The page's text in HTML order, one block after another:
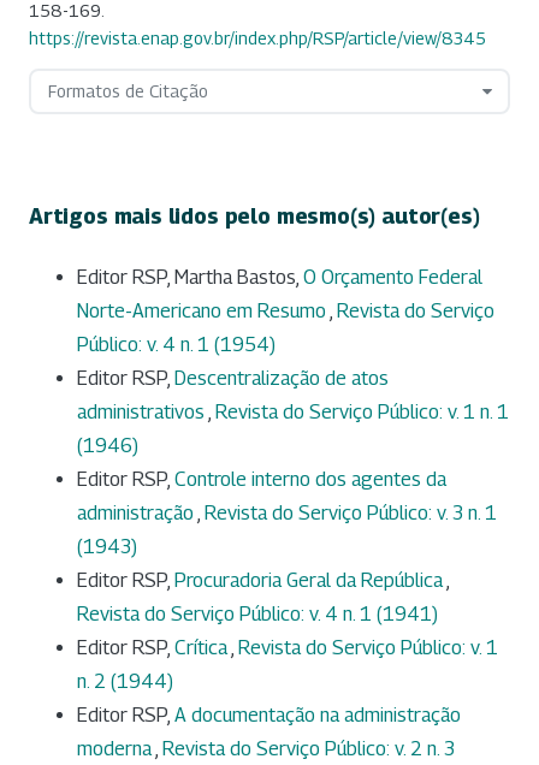
158-169.
https://revista.enap.gov.br/index.php/RSP/article/view/8345
Formatos de Citação
Artigos mais lidos pelo mesmo(s) autor(es)
Editor RSP, Martha Bastos, O Orçamento Federal
Norte-Americano em Resumo , Revista do Serviço
Público: v. 4 n. 1 (1954)
Editor RSP, Descentralização de atos
administrativos , Revista do Serviço Público: v. 1 n. 1
(1946)
Editor RSP, Controle interno dos agentes da
administração , Revista do Serviço Público: v. 3 n. 1
(1943)
Editor RSP, Procuradoria Geral da República,
Revista do Serviço Público: v. 4 n. 1 (1941)
Editor RSP, Crítica, Revista do Serviço Público: v. 1
n. 2 (1944)
Editor RSP, A documentação na administração
moderna, Revista do Serviço Público: v. 2 n. 3